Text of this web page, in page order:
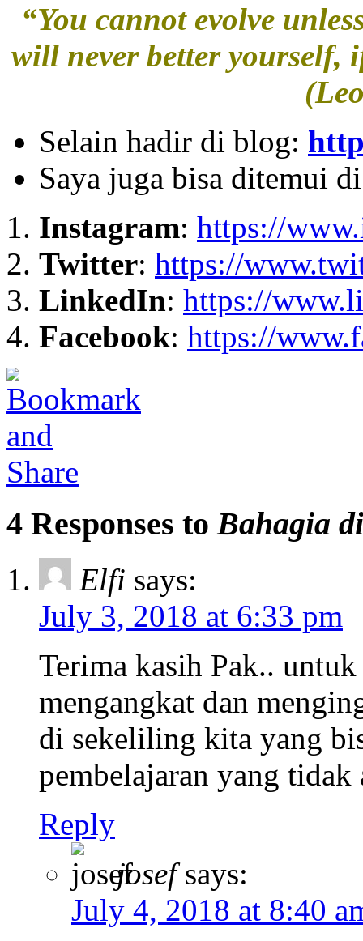
“You cannot evolve
will never better yourself,
Selain hadir di blog:
Saya juga bisa ditemui
Instagram: https://
Twitter: https://
LinkedIn: https://
Facebook: https://
4 Responses toBahagia
Elfi says:
July 3, 2018 at 6:33 pm
Terima kasih Pak..
mengangkat dan
di sekeliling kita yang
pembelajaran yang tidak
Reply
josef says:
July 4, 2018 at 8:40